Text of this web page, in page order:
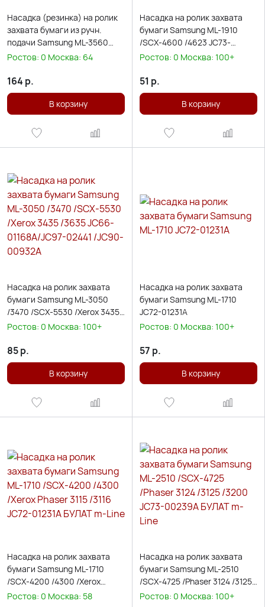
Насадка (резинка) на ролик
захвата бумаги из ручн.
подачи Samsung ML-3560
/4050 JC73-00224A
Ростов: 0 Москва: 64
164 р.
В корзину
Насадка на ролик захвата
бумаги Samsung ML-1910
/SCX-4600 /4623 JC73-
00315A
Ростов: 0 Москва: 100+
51 р.
В корзину
Насадка на ролик захвата
бумаги Samsung ML-3050
/3470 /SCX-5530 /Xerox 3435
/3635 JC66-01168A/JC97-
Ростов: 0 Москва: 100+
85р.
В корзину
Насадка на ролик захвата
бумаги Samsung ML-1710
JC72-01231A
Ростов: 0 Москва: 100+
57 р.
В корзину
Насадка на ролик захвата
бумаги Samsung ML-1710
/SCX-4200 /4300 /Xerox
Phaser 3115 /3116 JC72-01231A
Ростов: 0 Москва: 58
Насадка на ролик захвата
бумаги Samsung ML-2510
/SCX-4725 /Phaser 3124 /3125
/3200 JC73-00239A БУЛАТ m-
Ростов: 0 Москва: 100+